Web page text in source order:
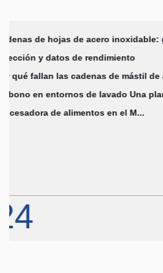
de
al
Jul
2026
Guía de cadena de
grados de materiales,
El costo real de la
ambientes húmedos Las fallas de la cadena
relacionadas con la